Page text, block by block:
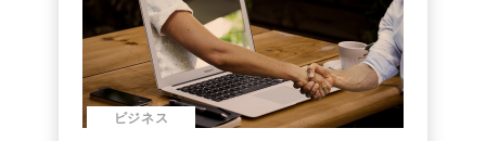
ビジネス